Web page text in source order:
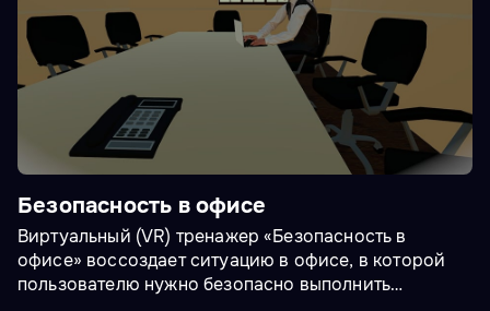
Безопасность в офисе
Виртуальный (VR) тренажер «Безопасность в
офисе» воссоздает ситуацию в офисе, в которой
пользователю нужно безопасно выполнить